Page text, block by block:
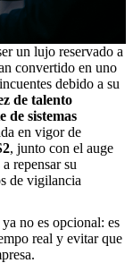
un lujo reservado a
convertido en uno
debido a su
de talento
de sistemas
en vigor de
, junto con el auge
repensar su
de vigilancia
ya no es opcional: es
real y evitar que